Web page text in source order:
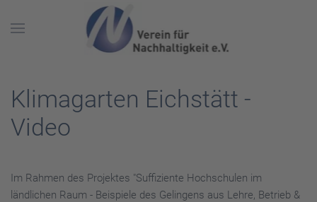
Skip to main content
Klimagarten Eichstätt -
Video
Im Rahmen des Projektes "Suffiziente Hochschulen im
ländlichen Raum - Beispiele des Gelingens aus Lehre, Betrieb &